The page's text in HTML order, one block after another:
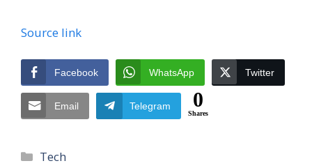
Source link
Facebook WhatsApp Twitter
Email Telegram 0
Shares
Categories
Tech